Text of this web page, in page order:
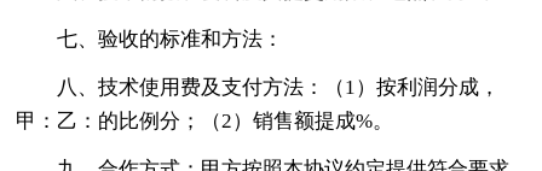
七、验收的标准和方法：
八、技术使用费及支付方法：（1）按利润分成，
甲：乙：的比例分；（2）销售额提成%。